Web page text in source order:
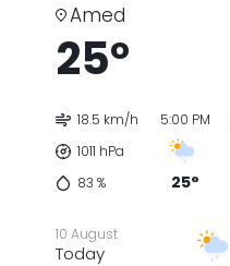
Amed
25°
18.5 km/h
1011 hPa
83 %
5:00 PM
25°
10 August
Today